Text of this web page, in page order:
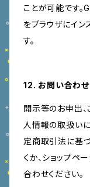
ことが可能です
をブラウザにイ
す。
12. お問い合わせ
開示等のお申出
人情報の取扱い
定商取引法に基
くか、ショップペ
合わせください。